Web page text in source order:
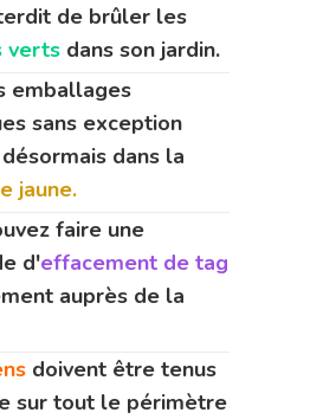
de brûler les
verts dans son jardin.
emballages
sans exception
dans la
jaune.
faire une
d'effacement de tag
auprès de la
doivent être tenus
sur tout le périmètre